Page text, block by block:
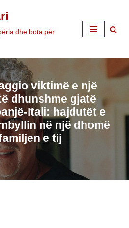
dhe bota për
viktimë e një
dhunshme gjatë
Itali: hajdutët e
në një dhomë
e tij